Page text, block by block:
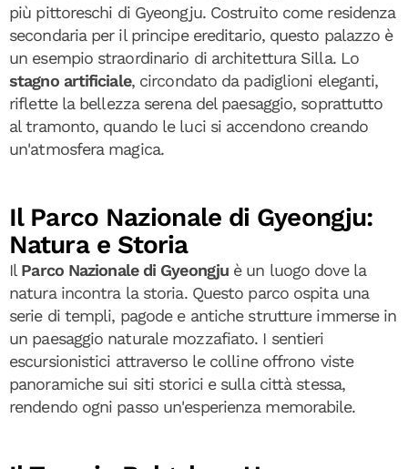
più pittoreschi di Gyeongju. Costruito come residenza
secondaria per il principe ereditario, questo palazzo è
un esempio straordinario di architettura Silla. Lo
stagno artificiale, circondato da padiglioni eleganti,
riflette la bellezza serena del paesaggio, soprattutto
al tramonto, quando le luci si accendono creando
un'atmosfera magica.
Il Parco Nazionale di Gyeongju:
Natura e Storia
Il Parco Nazionale di Gyeongju è un luogo dove la
natura incontra la storia. Questo parco ospita una
serie di templi, pagode e antiche strutture immerse in
un paesaggio naturale mozzafiato. I sentieri
escursionistici attraverso le colline offrono viste
panoramiche sui siti storici e sulla città stessa,
rendendo ogni passo un'esperienza memorabile.